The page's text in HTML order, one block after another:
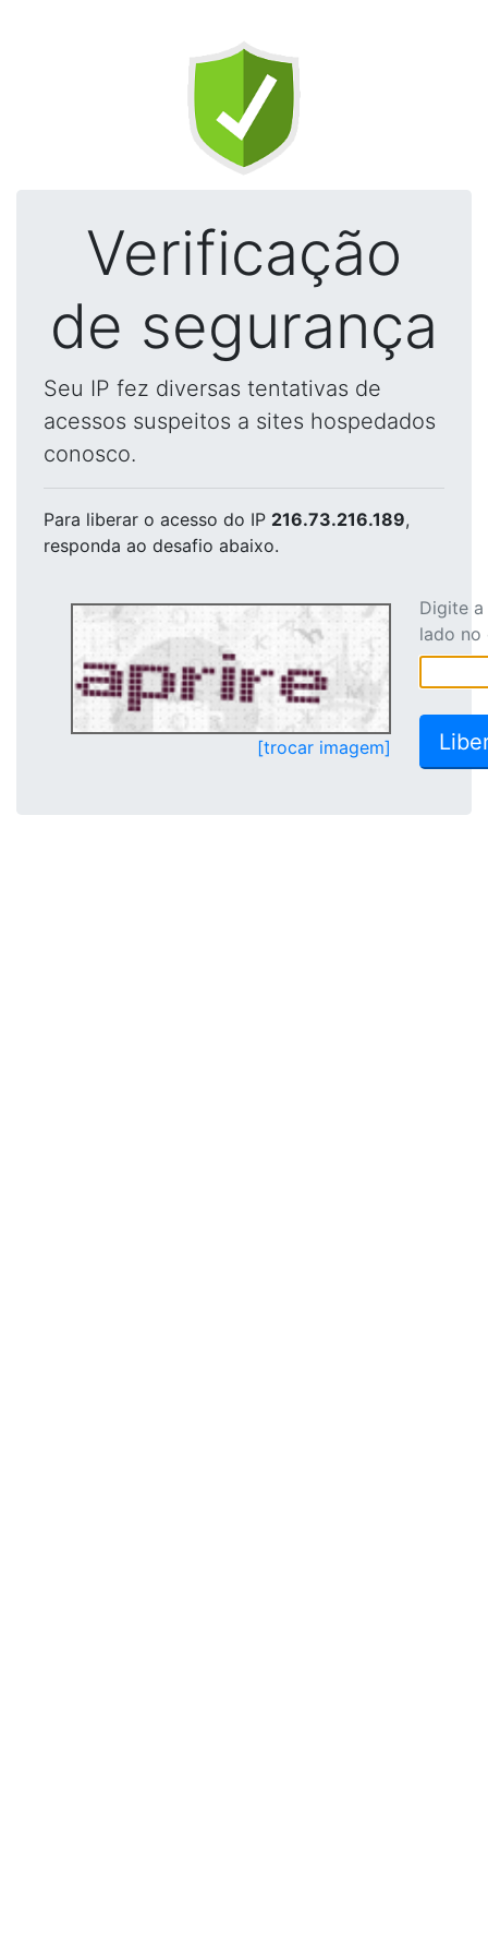
Verificação
de segurança
Seu IP fez diversas tentativas de
acessos suspeitos a sites hospedados
conosco.
Para liberar o acesso do IP 216.73.216.189,
responda ao desafio abaixo.
[trocar imagem]
Digite
lado no